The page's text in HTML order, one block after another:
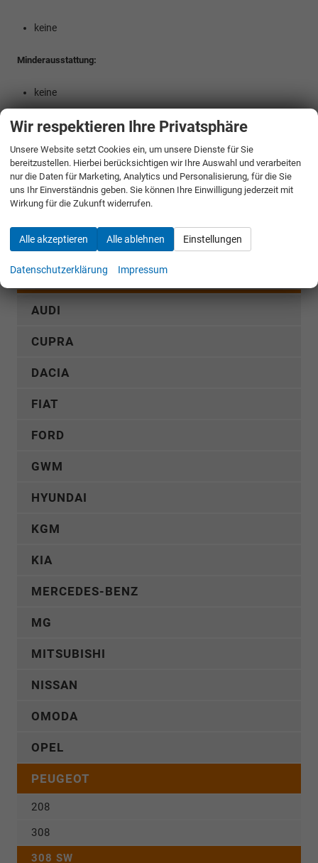
keine
Minderausstattung:
keine
Die Informationen über Mehr- und Minderausstattung gelten nur für
Bestellfahrzeuge aus Herkunftsland [0]!
Rückruf anfordern
AUDI
CUPRA
DACIA
FIAT
FORD
GWM
HYUNDAI
KGM
KIA
MERCEDES-BENZ
MG
MITSUBISHI
NISSAN
OMODA
OPEL
PEUGEOT
208
308
308 SW
Wir respektieren Ihre Privatsphäre
Unsere Website setzt Cookies ein, um unsere Dienste für Sie
bereitzustellen. Hierbei berücksichtigen wir Ihre Auswahl und verarbeiten
nur die Daten für Marketing, Analytics und Personalisierung, für die Sie
uns Ihr Einverständnis geben. Sie können Ihre Einwilligung jederzeit mit
Wirkung für die Zukunft widerrufen.
Alle akzeptieren Alle ablehnen Einstellungen
Datenschutzerklärung Impressum